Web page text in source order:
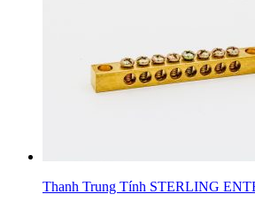
Thanh Trung Tính STERLING